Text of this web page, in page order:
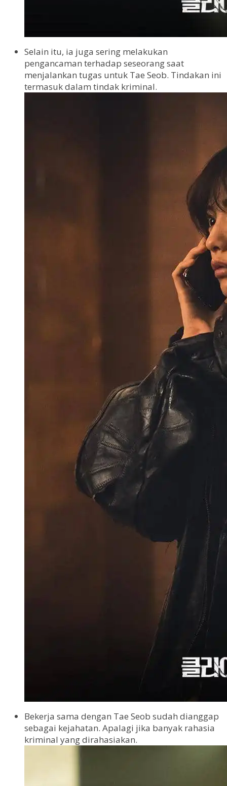
Selain itu, ia juga sering melakukan
pengancaman terhadap seseorang saat
menjalankan tugas untuk Tae Seob. Tindakan ini
termasuk dalam tindak kriminal.
Bekerja sama dengan Tae Seob sudah dianggap
sebagai kejahatan. Apalagi jika banyak rahasia
kriminal yang dirahasiakan.